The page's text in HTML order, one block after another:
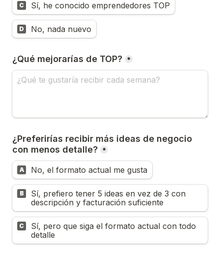
C Sí, he conocido emprendedores TOP
D No, nada nuevo
¿Qué mejorarías de TOP? *
¿Preferirías recibir más ideas de negocio
con menos detalle? *
A No, el formato actual me gusta
B
Sí, prefiero tener 5 ideas en vez de 3 con
descripción y facturación suficiente
C
Sí, pero que siga el formato actual con todo
detalle